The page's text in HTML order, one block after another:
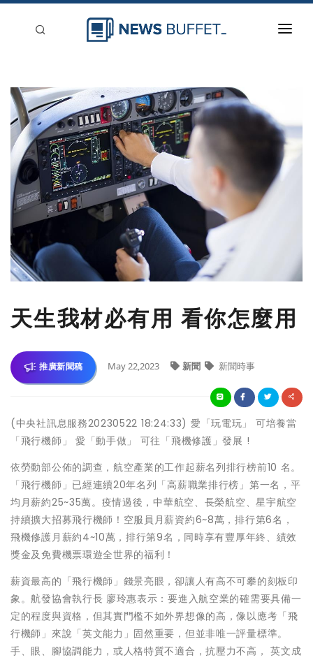
新聞稿分類
登入
刊登
天生我材必有用 看你怎麼用
推廣新聞稿 May 22,2023 新聞 新聞時事
(中央社訊息服務20230522 18:24:33) 愛「玩電玩」 可培養當
「飛行機師」 愛「動手做」 可往「飛機修護」發展 !
依勞動部公佈的調查，航空產業的工作起薪名列排行榜前10 名。
「飛行機師」已經連續20年名列「高薪職業排行榜」第一名，平
均月薪約25~35萬。疫情過後，中華航空、長榮航空、星宇航空
持續擴大招募飛行機師！空服員月薪資約6~8萬，排行第6名，
飛機修護月薪約4~10萬，排行第9名，同時享有豐厚年終、績效
獎金及免費機票環遊全世界的福利！
薪資最高的「飛行機師」錢景亮眼，卻讓人有高不可攀的刻板印
象。航發協會執行長 廖玲惠表示：要進入航空業的確需要具備一
定的程度與資格，但其實門檻不如外界想像的高，像以應考「飛
行機師」來說「英文能力」固然重要，但並非唯一評量標準。
手、眼、腳協調能力，或人格特質不適合，抗壓力不高， 英文成